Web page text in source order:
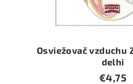
Osviežovač vzduchu
delhi
€4,75